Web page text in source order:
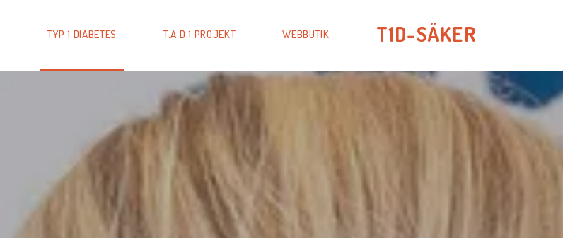
TYP 1 DIABETES T.A.D.1 PROJEKT WEBBUTIK T1D-SÄKER